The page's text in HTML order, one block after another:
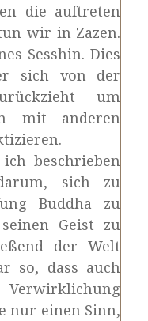
die auftreten
wir in Zazen.
Sesshin. Dies
sich von der
um
mit anderen
beschrieben
sich zu
Buddha zu
Geist zu
der Welt
so, dass auch
nur einen Sinn,